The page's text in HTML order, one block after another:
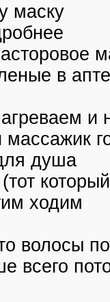
маску
в
и
массажик
душа
ходим
волосы
всего